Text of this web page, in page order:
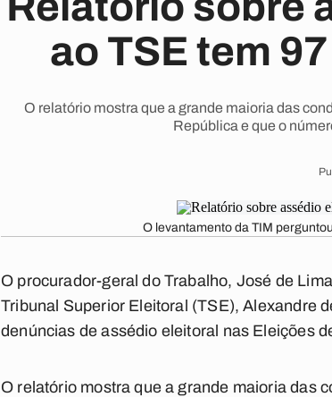
ao TSE tem
O relatório mostra que a grande maioria das
República e que o
O levantamento da TIM
O procurador-geral do Trabalho, José de
Tribunal Superior Eleitoral (TSE), Alexandre
denúncias de assédio eleitoral nas Eleições
O relatório mostra que a grande maioria das